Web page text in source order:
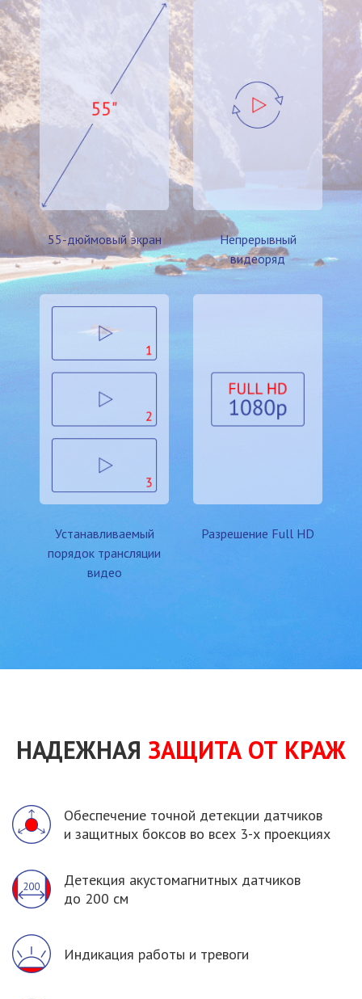
55-дюймовый экран
Непрерывный
видеоряд
Устанавливаемый
порядок трансляции
видео
Разрешение Full HD
НАДЕЖНАЯ ЗАЩИТА ОТ КРАЖ
Обеспечение точной детекции датчиков
и защитных боксов во всех 3-х проекциях
Детекция акустомагнитных датчиков
до 200 см
Индикация работы и тревоги